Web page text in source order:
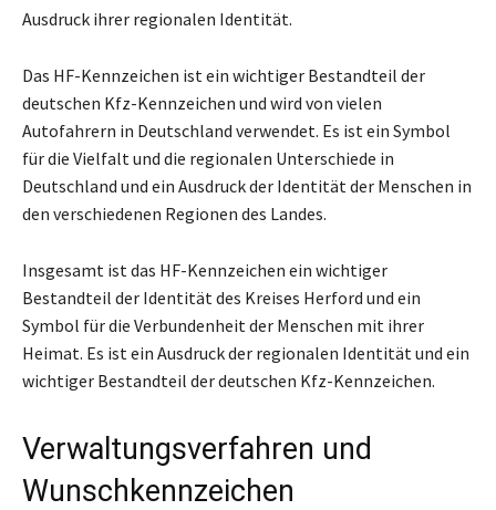
Ausdruck ihrer regionalen Identität.
Das HF-Kennzeichen ist ein wichtiger Bestandteil der
deutschen Kfz-Kennzeichen und wird von vielen
Autofahrern in Deutschland verwendet. Es ist ein Symbol
für die Vielfalt und die regionalen Unterschiede in
Deutschland und ein Ausdruck der Identität der Menschen in
den verschiedenen Regionen des Landes.
Insgesamt ist das HF-Kennzeichen ein wichtiger
Bestandteil der Identität des Kreises Herford und ein
Symbol für die Verbundenheit der Menschen mit ihrer
Heimat. Es ist ein Ausdruck der regionalen Identität und ein
wichtiger Bestandteil der deutschen Kfz-Kennzeichen.
Verwaltungsverfahren und
Wunschkennzeichen